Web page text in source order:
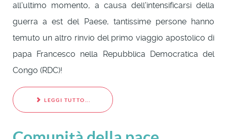
all'ultimo momento, a causa dell'intensificarsi della
guerra a est del Paese, tantissime persone hanno
temuto un altro rinvio del primo viaggio apostolico di
papa Francesco nella Repubblica Democratica del
Congo (RDC)!
LEGGI TUTTO...